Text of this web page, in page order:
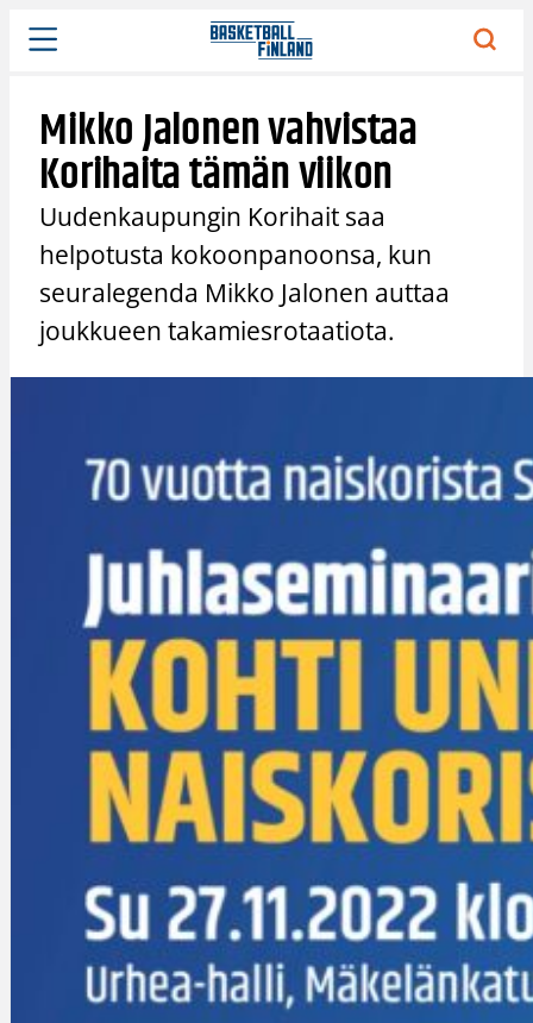
Siirry
sisältöön
Mikko Jalonen vahvistaa
Korihaita tämän viikon
Uudenkaupungin Korihait saa
helpotusta kokoonpanoonsa, kun
seuralegenda Mikko Jalonen auttaa
joukkueen takamiesrotaatiota.